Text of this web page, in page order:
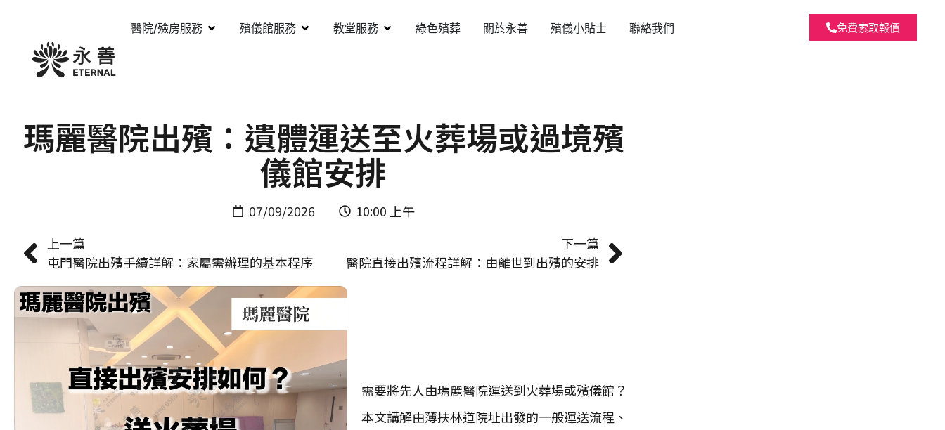
醫院/殮房服務 殯儀館服務 教堂服務 綠色殯葬 關於永善 殯儀小貼士 聯絡我們 免費索取報價
瑪麗醫院出殯：遺體運送至火葬場或過境殯
儀館安排
07/09/2026
10:00 上午
上一篇
屯門醫院出殯手續詳解：家屬需辦理的基本程序
下一篇
醫院直接出殯流程詳解：由離世到出殯的安排
需要將先人由瑪麗醫院運送到火葬場或殯儀館？
本文講解由薄扶林道院址出發的一般運送流程、